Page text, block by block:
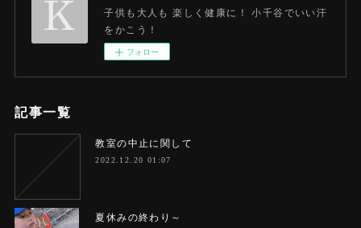
子供も大人も 楽しく健康に！ 小千谷でいい汗
をかこう！
フォロー
記事一覧
教室の中止に関して
2022.12.20 01:07
夏休みの終わり～